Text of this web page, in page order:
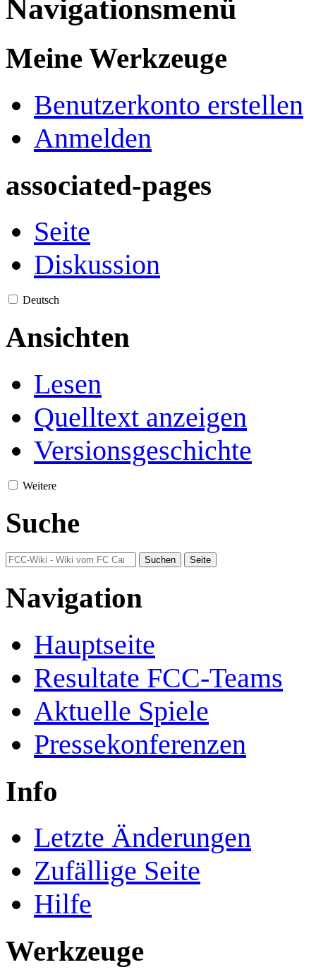
Navigationsmenü
Meine Werkzeuge
Benutzerkonto erstellen
Anmelden
associated-pages
Seite
Diskussion
Deutsch
Ansichten
Lesen
Quelltext anzeigen
Versionsgeschichte
Weitere
Suche
Navigation
Hauptseite
Resultate FCC-Teams
Aktuelle Spiele
Pressekonferenzen
Info
Letzte Änderungen
Zufällige Seite
Hilfe
Werkzeuge